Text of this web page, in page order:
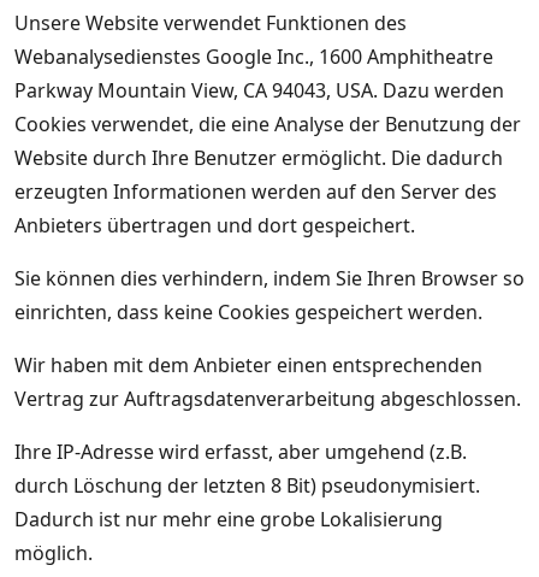
Unsere Website verwendet Funktionen des
Webanalysedienstes Google Inc., 1600 Amphitheatre
Parkway Mountain View, CA 94043, USA. Dazu werden
Cookies verwendet, die eine Analyse der Benutzung der
Website durch Ihre Benutzer ermöglicht. Die dadurch
erzeugten Informationen werden auf den Server des
Anbieters übertragen und dort gespeichert.
Sie können dies verhindern, indem Sie Ihren Browser so
einrichten, dass keine Cookies gespeichert werden.
Wir haben mit dem Anbieter einen entsprechenden
Vertrag zur Auftragsdatenverarbeitung abgeschlossen.
Ihre IP-Adresse wird erfasst, aber umgehend (z.B.
durch Löschung der letzten 8 Bit) pseudonymisiert.
Dadurch ist nur mehr eine grobe Lokalisierung
möglich.